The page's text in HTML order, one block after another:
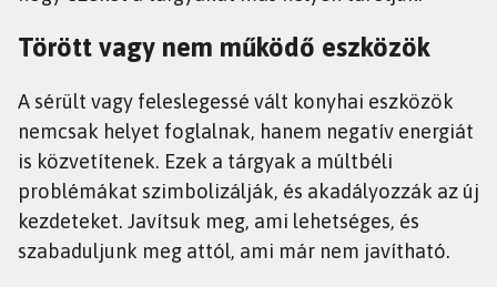
Törött vagy nem működő eszközök
A sérült vagy feleslegessé vált konyhai eszközök
nemcsak helyet foglalnak, hanem negatív energiát
is közvetítenek. Ezek a tárgyak a múltbéli
problémákat szimbolizálják, és akadályozzák az új
kezdeteket. Javítsuk meg, ami lehetséges, és
szabaduljunk meg attól, ami már nem javítható.